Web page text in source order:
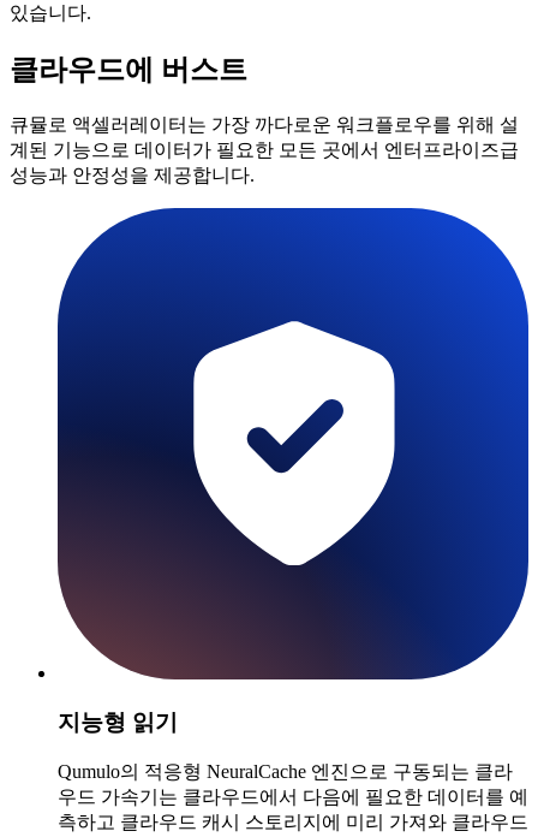
있습니다.
클라우드에 버스트
큐뮬로 액셀러레이터는 가장 까다로운 워크플로우를 위해 설
계된 기능으로 데이터가 필요한 모든 곳에서 엔터프라이즈급
성능과 안정성을 제공합니다.
지능형 읽기
Qumulo의 적응형 NeuralCache 엔진으로 구동되는 클라
우드 가속기는 클라우드에서 다음에 필요한 데이터를 예
측하고 클라우드 캐시 스토리지에 미리 가져와 클라우드